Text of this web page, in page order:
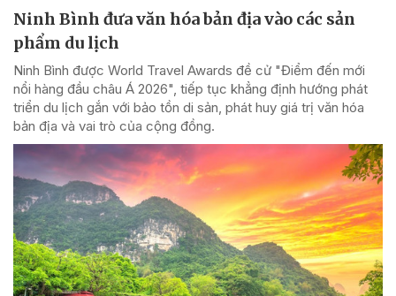
Ninh Bình đưa văn hóa bản địa vào các sản
phẩm du lịch
Ninh Bình được World Travel Awards đề cử "Điểm đến mới
nổi hàng đầu châu Á 2026", tiếp tục khẳng định hướng phát
triển du lịch gắn với bảo tồn di sản, phát huy giá trị văn hóa
bản địa và vai trò của cộng đồng.